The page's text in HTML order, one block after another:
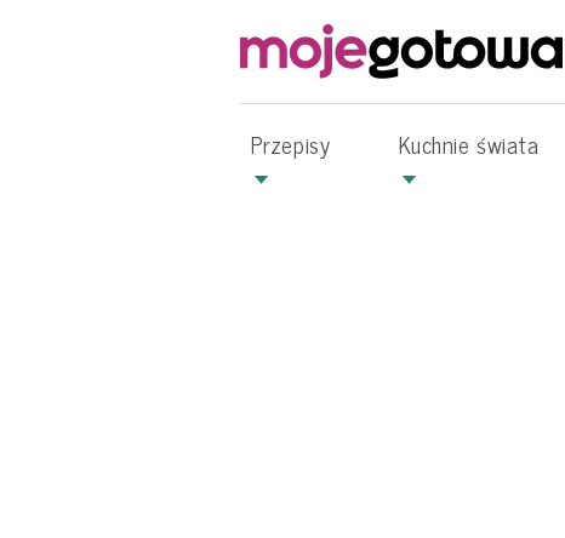
Przepisy Kuchnie świata